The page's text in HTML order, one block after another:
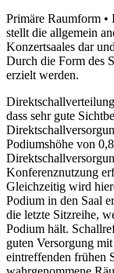
Primäre Raumform •
stellt die allgemein
Konzertsaales dar
Durch die Form des
erzielt werden.
dass sehr gute
Podiumshöhe von
Konferenznutzung
Gleichzeitig wird
Podium in den Saal
die letzte Sitzreihe,
Podium hält.
guten Versorgung
eintreffenden frühen